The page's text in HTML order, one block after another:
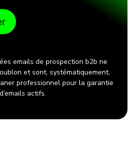
emails de prospection b2b ne
et sont, systématiquement,
professionnel pour la garantie
d’emails actifs.